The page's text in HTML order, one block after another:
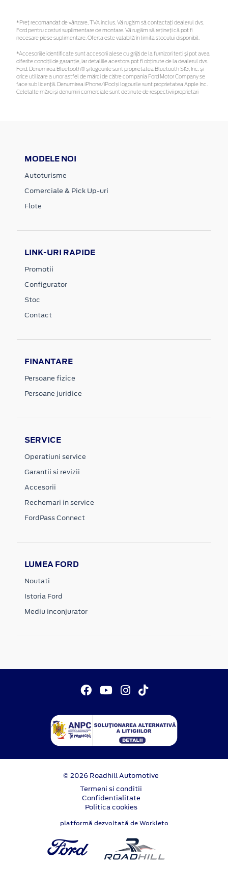
*Preţ recomandat de vânzare, TVA inclus. Vă rugăm să contactaţi dealerul dvs.
Ford pentru costuri suplimentare de montare. Vă rugăm să rețineți că pot fi
necesare piese suplimentare. Oferta este valabilă în limita stocului disponibil.
*Accesoriile identificate sunt accesorii alese cu grijă de la furnizori terți și pot avea
diferite condiții de garanție, iar detaliile acestora pot fi obținute de la dealerul dvs.
Ford. Denumirea Bluetooth® și logourile sunt proprietatea Bluetooth SIG, Inc. și
orice utilizare a unor astfel de mărci de către compania Ford Motor Company se
face sub licență. Denumirea iPhone/iPod și logourile sunt proprietatea Apple Inc.
Celelalte mărci și denumiri comerciale sunt deținute de respectivii proprietari
MODELE NOI
Autoturisme
Comerciale & Pick Up-uri
Flote
LINK-URI RAPIDE
Promotii
Configurator
Stoc
Contact
FINANTARE
Persoane fizice
Persoane juridice
SERVICE
Operatiuni service
Garantii si revizii
Accesorii
Rechemari in service
FordPass Connect
LUMEA FORD
Noutati
Istoria Ford
Mediu inconjurator
© 2026 Roadhill Automotive
Termeni si conditii
Confidentialitate
Politica cookies
platformă dezvoltată de Workleto